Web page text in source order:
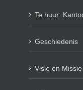
Te huur:
Geschiedenis
Visie en Missie